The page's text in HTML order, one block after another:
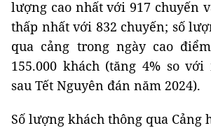
lượng cao nhất với 917 chuyến
thấp nhất với 832 chuyến; số
qua cảng trong ngày cao
155.000 khách (tăng 4% so
sau Tết Nguyên đán năm 2024).
Số lượng khách thông qua Cảng